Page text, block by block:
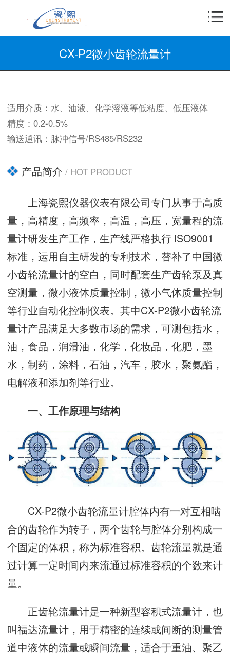
CX-P2微小齿轮流量计
适用介质：水、油液、化学溶液等低粘度、低压液体
精度：0.2-0.5%
输送通讯：脉冲信号/RS485/RS232
产品简介 / HOT PRODUCT
上海瓷熙仪器仪表有限公司专门从事于高质
量，高精度，高频率，高温，高压，宽量程的流
量计研发生产工作，生产线严格执行 ISO9001
标准，运用自主研发的专利技术，替补了中国微
小齿轮流量计的空白，同时配套生产齿轮泵及真
空测量，微小液体质量控制，微小气体质量控制
等行业自动化控制仪表。其中CX-P2微小齿轮流
量计产品满足大多数市场的需求，可测包括水，
油，食品，润滑油，化学，化妆品，化肥，墨
水，制药，涂料，石油，汽车，胶水，聚氨酯，
电解液和添加剂等行业。
一、工作原理与结构
CX-P2微小齿轮流量计腔体内有一对互相啮
合的齿轮作为转子，两个齿轮与腔体分别构成一
个固定的体积，称为标准容积。齿轮流量就是通
过计算一定时间内来流通过标准容积的个数来计
量。
正齿轮流量计是一种新型容积式流量计，也
叫福达流量计，用于精密的连续或间断的测量管
道中液体的流量或瞬间流量，适合于重油、聚乙